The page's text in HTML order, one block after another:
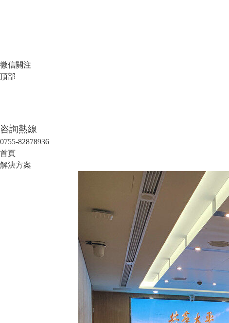
微信關注
頂部
咨詢熱線
0755-82878936
首頁
解決方案